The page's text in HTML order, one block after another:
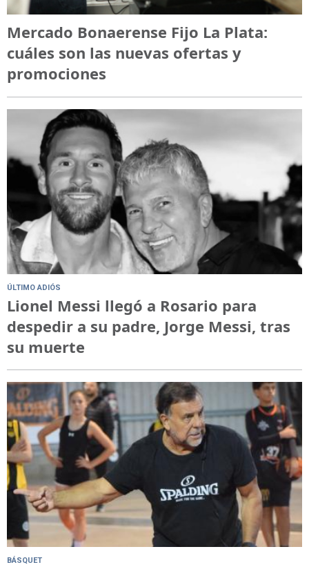
Mercado Bonaerense Fijo La Plata:
cuáles son las nuevas ofertas y
promociones
ÚLTIMO ADIÓS
Lionel Messi llegó a Rosario para
despedir a su padre, Jorge Messi, tras
su muerte
BÁSQUET